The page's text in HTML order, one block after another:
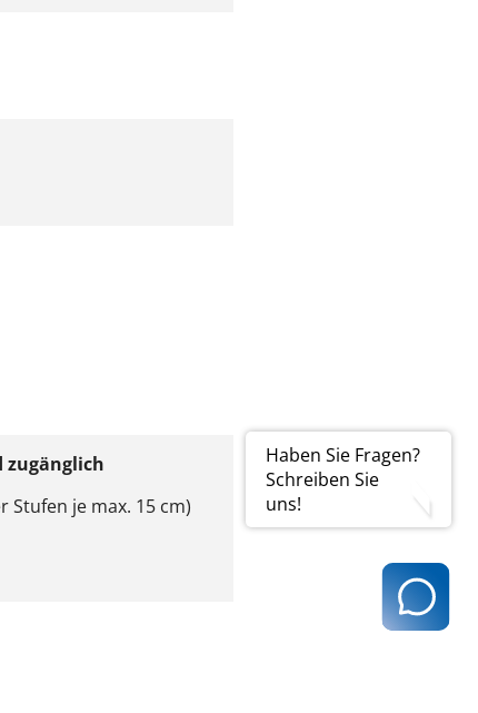
Haben Sie Fragen?
Schreiben Sie
uns!
zugänglich
Stufen je max. 15 cm)